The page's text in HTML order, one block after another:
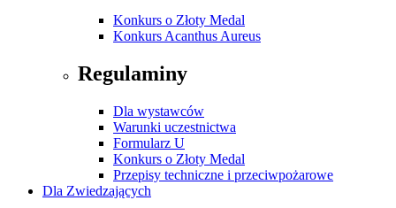
Konkurs o Złoty Medal
Konkurs Acanthus Aureus
Regulaminy
Dla wystawców
Warunki uczestnictwa
Formularz U
Konkurs o Złoty Medal
Przepisy techniczne i przeciwpożarowe
Dla Zwiedzających